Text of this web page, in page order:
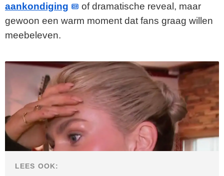
aankondiging
of dramatische reveal, maar
gewoon een warm moment dat fans graag willen
meebeleven.
LEES OOK: